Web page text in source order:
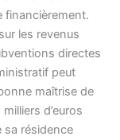
financièrement.
les revenus
directes
peut
maîtrise de
d’euros
sa résidence